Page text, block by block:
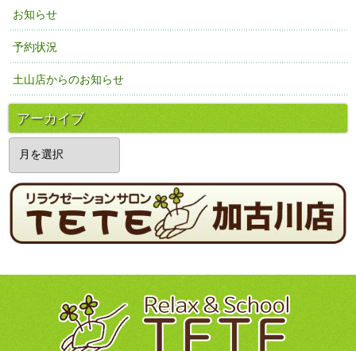
お知らせ
予約状況
土山店からのお知らせ
アーカイブ
ア
カ
イ